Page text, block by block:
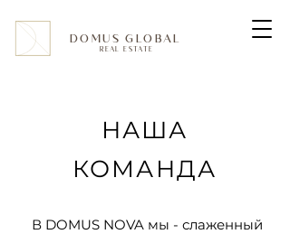
DOMUS GLOBAL
REAL ESTATE
НАША
КОМАНДА
В DOMUS NOVA мы - слаженный